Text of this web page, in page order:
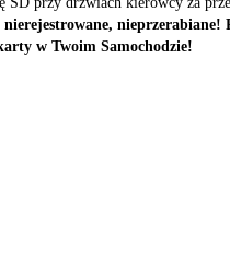
nieprzerabiane!
w Twoim Samochodzie!